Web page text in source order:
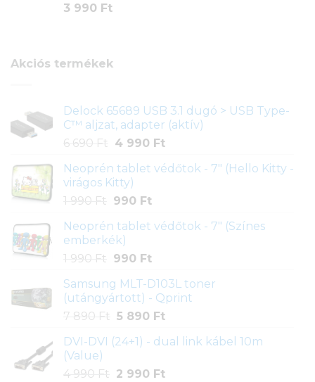
Értékelés
1
3 990 Ft
Akciós termékek
Delock 65689 USB 3.1 dugó > USB Type-
C™ aljzat, adapter (aktív)
6 690 Ft
Original
was:
6
690 Ft.
4 990 FtCurrent
is:
Neoprén tablet védőtok - 7" (Hello Kitty -
virágos Kitty)
1 990 Ft
Original
was:
1
990 Ft.
990 FtCurrent
is:
Neoprén tablet védőtok - 7" (Színes
emberkék)
1 990 Ft
Original
was:
1
990 Ft.
990 FtCurrent
is:
990 Ft.
Samsung MLT-D103L toner
(utángyártott) - Qprint
7 890 Ft Original
was:
890 Ft.
5 890 FtCurrent
is:
890 Ft.
DVI-DVI (24+1) - dual link kábel 10m
(Value)
4 990 Ft
Original
2 990 FtCurrent